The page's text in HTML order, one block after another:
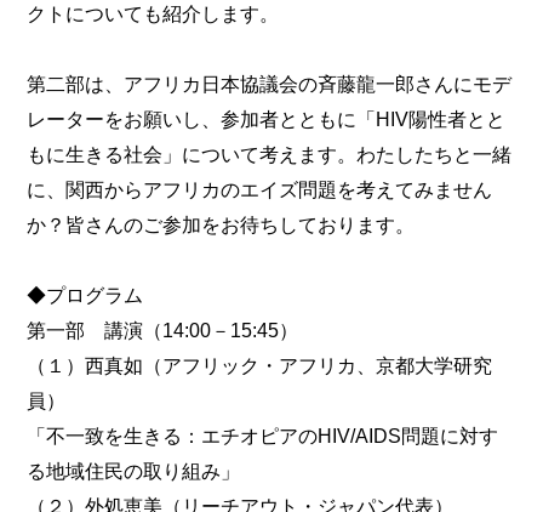
クトについても紹介します。
第二部は、アフリカ日本協議会の斉藤龍一郎さんにモデ
レーターをお願いし、参加者とともに「HIV陽性者とと
もに生きる社会」について考えます。わたしたちと一緒
に、関西からアフリカのエイズ問題を考えてみません
か？皆さんのご参加をお待ちしております。
◆プログラム
第一部 講演（14:00－15:45）
（１）西真如（アフリック・アフリカ、京都大学研究
員）
「不一致を生きる：エチオピアのHIV/AIDS問題に対す
る地域住民の取り組み」
（２）外処恵美（リーチアウト・ジャパン代表）